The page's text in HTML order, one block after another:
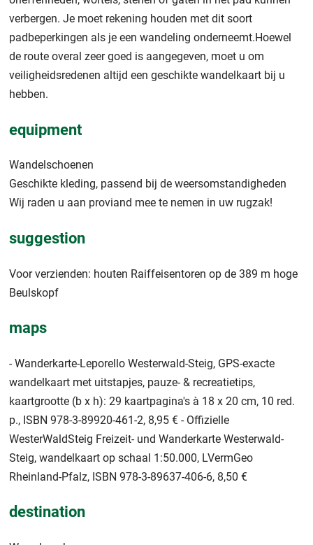
verbergen. Je moet rekening houden met dit soort
padbeperkingen als je een wandeling onderneemt.Hoewel
de route overal zeer goed is aangegeven, moet u om
veiligheidsredenen altijd een geschikte wandelkaart bij u
hebben.
equipment
Wandelschoenen
Geschikte kleding, passend bij de weersomstandigheden
Wij raden u aan proviand mee te nemen in uw rugzak!
suggestion
Voor verzienden: houten Raiffeisentoren op de 389 m hoge
Beulskopf
maps
- Wanderkarte-Leporello Westerwald-Steig, GPS-exacte
wandelkaart met uitstapjes, pauze- & recreatietips,
kaartgrootte (b x h): 29 kaartpagina's à 18 x 20 cm, 10 red.
p., ISBN 978-3-89920-461-2, 8,95 € - Offizielle
WesterWaldSteig Freizeit- und Wanderkarte Westerwald-
Steig, wandelkaart op schaal 1:50.000, LVermGeo
Rheinland-Pfalz, ISBN 978-3-89637-406-6, 8,50 €
destination